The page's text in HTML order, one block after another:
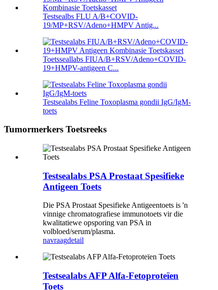
Testsealbs FLU A/B+COVID-
19/MP+RSV/Adeno+HMPV Antig...
Toetsseallabs FIUA/B+RSV/Adeno+COVID-
19+HMPV-antigeen C...
Testsealabs Feline Toxoplasma gondii IgG/IgM-
toets
Tumormerkers Toetsreeks
Testsealabs PSA Prostaat Spesifieke
Antigeen Toets
Die PSA Prostaat Spesifieke Antigeentoets is 'n
vinnige chromatografiese immunotoets vir die
kwalitatiewe opsporing van PSA in
volbloed/serum/plasma.
navraagdetail
Testsealabs AFP Alfa-Fetoproteïen
Toets